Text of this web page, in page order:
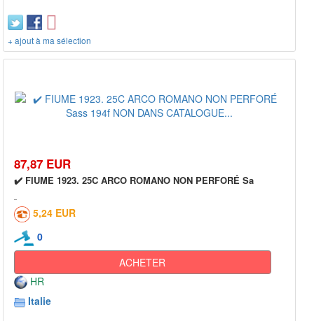
+ ajout à ma sélection
87,87 EUR
✔️ FIUME 1923. 25C ARCO ROMANO NON PERFORÉ Sa
5,24 EUR
0
ACHETER
HR
Italie